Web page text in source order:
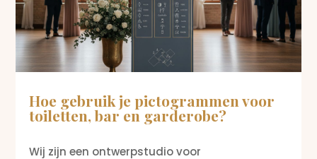
Hoe gebruik je pictogrammen voor
toiletten, bar en garderobe?
Wij zijn een ontwerpstudio voor